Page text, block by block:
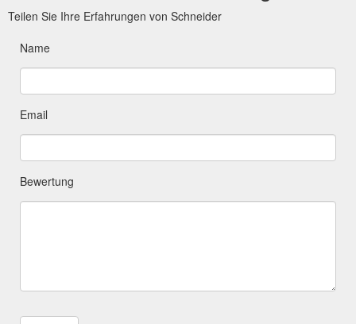
Teilen Sie Ihre Erfahrungen von Schneider
Name
Email
Bewertung